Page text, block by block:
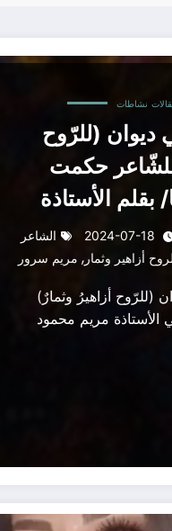
محمود سرور/ لبنان
نشاطات
ديوان (للرّوح
للشّاعر حكمت
بقلم الأستاذة
لبنان
2024-07-18
الشاعر
أزاهير وثمار , مريم سرور
(للرّوح أزاهيرُ وثمارٌ)
مريم محمود